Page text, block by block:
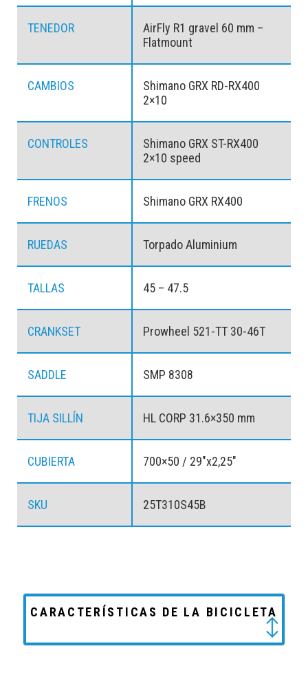
TENEDOR
AirFly R1 gravel 60 mm –
Flatmount
CAMBIOS
Shimano GRX RD-RX400
2×10
CONTROLES
Shimano GRX ST-RX400
2×10 speed
FRENOS Shimano GRX RX400
RUEDAS Torpado Aluminium
TALLAS 45 – 47.5
CRANKSET Prowheel 521-TT 30-46T
SADDLE SMP 8308
TIJA SILLÍN HL CORP 31.6×350 mm
CUBIERTA 700×50 / 29″x2,25″
SKU 25T310S45B
CARACTERÍSTICAS DE LA BICICLETA